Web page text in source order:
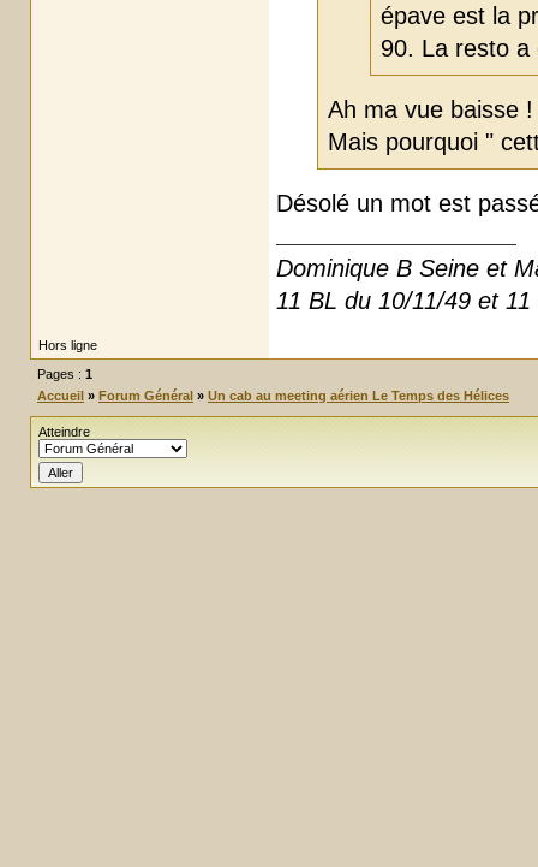
épave est la
90. La resto a
Ah ma vue baisse
Mais pourquoi "
Désolé un mot est
Dominique B Seine et
11 BL du 10/11/49 et
Hors ligne
Pages : 1
Accueil » Forum Général » Un cab au meeting aérien Le Temps des Hélices
Atteindre